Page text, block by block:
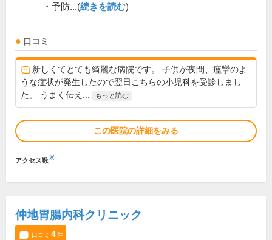
・予防...(続きを読む)
口コミ
新しくてとても綺麗な病院です。 子供が夜間、痙攣のよ
うな症状が発生したので翌日こちらの小児科を受診しまし
た。 うまく伝え...
もっと読む
この医院の詳細をみる
アクセス数※
仲地胃腸内科クリニック
口コミ 4件